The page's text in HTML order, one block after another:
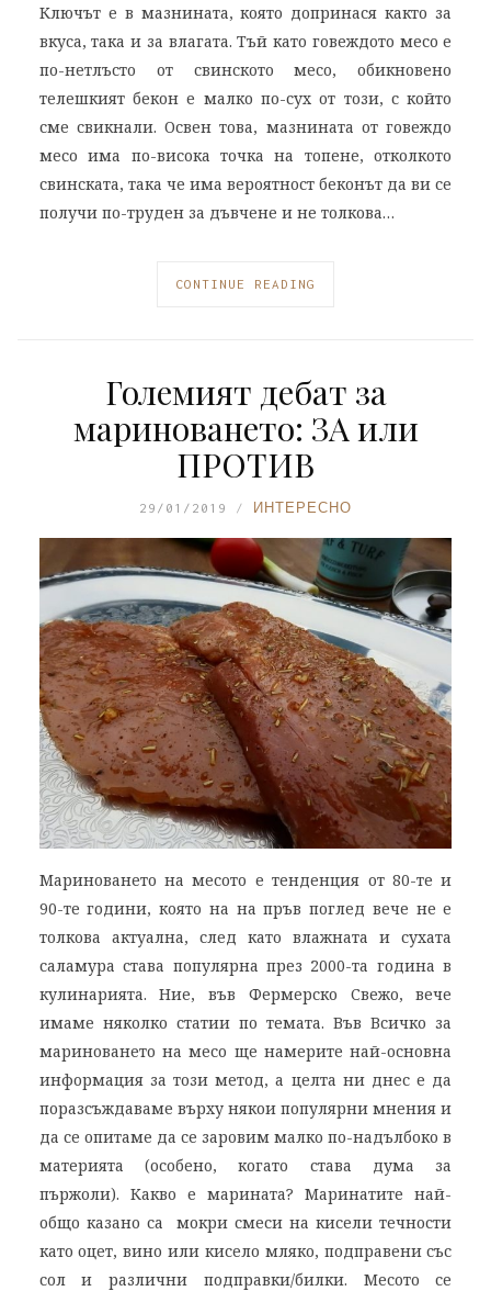
Ключът е в мазнината, която допринася както за
вкуса, така и за влагата. Тъй като говеждото месо е
по-нетлъсто от свинското месо, обикновено
телешкият бекон е малко по-сух от този, с който
сме свикнали. Освен това, мазнината от говеждо
месо има по-висока точка на топене, отколкото
свинската, така че има вероятност беконът да ви се
получи по-труден за дъвчене и не толкова…
CONTINUE READING
Големият дебат за
мариноването: ЗА или
ПРОТИВ
29/01/2019 ИНТЕРЕСНО
Мариноването на месото е тенденция от 80-те и
90-те години, която на на пръв поглед вече не е
толкова актуална, след като влажната и сухата
саламура става популярна през 2000-та година в
кулинарията. Ние, във Фермерско Свежо, вече
имаме няколко статии по темата. Във Всичко за
мариноването на месо ще намерите най-основна
информация за този метод, а целта ни днес е да
поразсъждаваме върху някои популярни мнения и
да се опитаме да се заровим малко по-надълбоко в
материята (особено, когато става дума за
пържоли). Какво е марината? Маринатите най-
общо казано са мокри смеси на кисели течности
като оцет, вино или кисело мляко, подправени със
сол и различни подправки/билки. Месото се